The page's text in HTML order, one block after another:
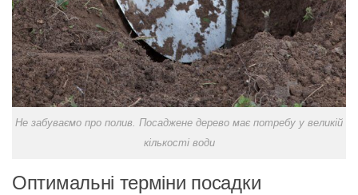
Не забуваємо про полив. Посаджене дерево має потребу у великій
кількості води
Оптимальні терміни посадки